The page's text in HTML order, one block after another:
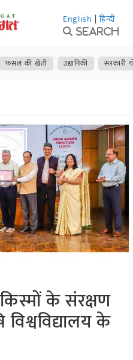
English | हिन्दी
Search
फसल की खेती उद्यानिकी सरकारी
के संरक्षण
के